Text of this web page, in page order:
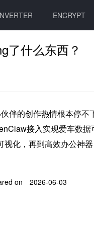
ENCRYPT
了什么东西？
伴的创作热情根本停
接入实现爱车数
化，再到高效办公神
on 2026-06-03